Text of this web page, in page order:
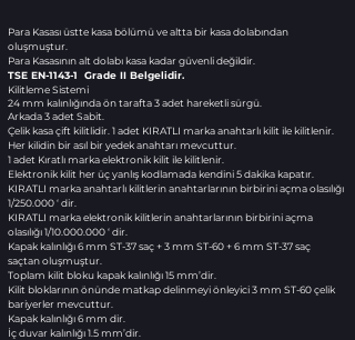
Para Kasası üstte kasa bölümü ve altta bir kasa dolabından
oluşmuştur.
Para Kasasının alt dolabı kasa kadar güvenli değildir.
TSE EN-1143-1 Grade II Belgelidir.
Kilitleme Sistemi
24 mm kalınlığında ön tarafta 3 adet hareketli sürgü.
Arkada 3 adet Sabit.
Çelik kasa çift kilitlidir. 1 adet KIRATLI marka anahtarlı kilit ile kilitlenir.
Her kilidin bir asıl bir yedek anahtarı mevcuttur.
1 adet Kıratlı marka elektronik kilit ile kilitlenir.
Elektronik kilit her üç yanlış kodlamada kendini 5 dakika kapatır.
KIRATLI marka anahtarlı kilitlerin anahtarlarının birbirini açma olasılığı
1/250.000 ‘ dir.
KIRATLI marka elektronik kilitlerin anahtarlarının birbirini açma
olasılığı 1/10.000.000 ‘ dir.
Kapak kalınlığı 6 mm ST-37 saç + 3 mm ST-60 + 6 mm ST-37 saç
saçtan oluşmuştur.
Toplam kilit bloku kapak kalınlığı 15 mm’dir.
Kilit bloklarının önünde matkap delinmeyi önleyici 3 mm ST-60 çelik
bariyerler mevcuttur.
Kapak kalınlığı 6 mm dir.
İç duvar kalınlığı 1.5 mm’dir.